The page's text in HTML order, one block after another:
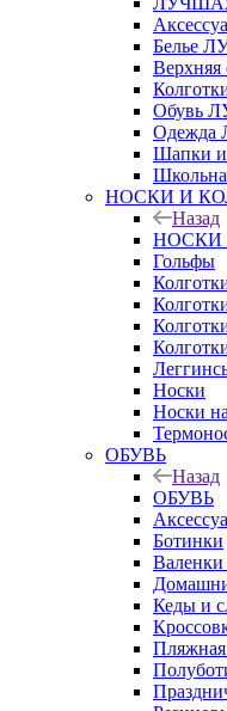
Белье
Обувь
Шапки
НОСКИ И
Назад
НОСКИ
Гольфы
Носки
Носки
ОБУВЬ
Назад
ОБУВЬ
Ботинки
Валенки
Кеды и
Пляжная